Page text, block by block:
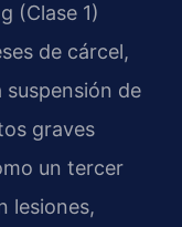
(Clase 1)
de cárcel,
suspensión de
graves
un tercer
lesiones,